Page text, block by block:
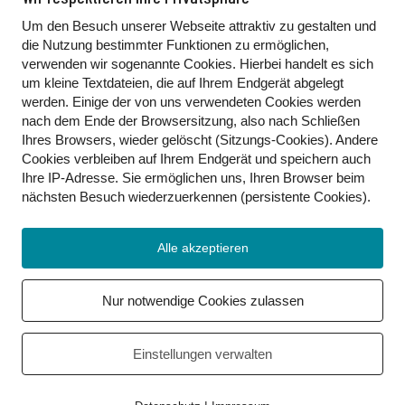
Waldtiere
Kontakt
Um den Besuch unserer Webseite attraktiv zu gestalten und
die Nutzung bestimmter Funktionen zu ermöglichen,
verwenden wir sogenannte Cookies. Hierbei handelt es sich
um kleine Textdateien, die auf Ihrem Endgerät abgelegt
werden. Einige der von uns verwendeten Cookies werden
nach dem Ende der Browsersitzung, also nach Schließen
Ihres Browsers, wieder gelöscht (Sitzungs-Cookies). Andere
Cookies verbleiben auf Ihrem Endgerät und speichern auch
Ihre IP-Adresse. Sie ermöglichen uns, Ihren Browser beim
nächsten Besuch wiederzuerkennen (persistente Cookies).
Alle akzeptieren
Nur notwendige Cookies zulassen
Einstellungen verwalten